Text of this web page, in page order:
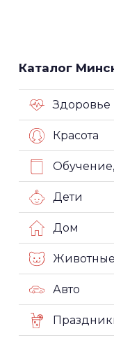
Каталог
Здоровье
Красота
Дети
Дом
Животные
Авто